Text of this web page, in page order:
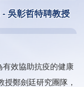
吳彰哲特聘教授
效協助抗疫的健康
鄭劍廷研究團隊，